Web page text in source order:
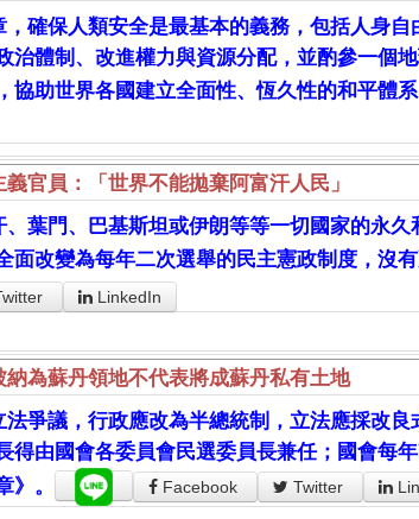
，確保人類安全是最基本的義務，包括人身
治體制、改進權力與資源分配，並酌參一個
協助世界各國建立全面性、恆久性的和平體系
官員：「世界不能拋棄阿富汗人民」
、葉門、巴基斯坦或伊朗等等一切國家的永
面改變為每年二次選舉的民主憲政制度，沒
LinkedIn
納為蘇丹領地不代表將成蘇丹私有土地
法爭議，行政應改為半總統制，立法應採改
得由國會各委員會民選委員長兼任；國會每
》。
Facebook Twitter